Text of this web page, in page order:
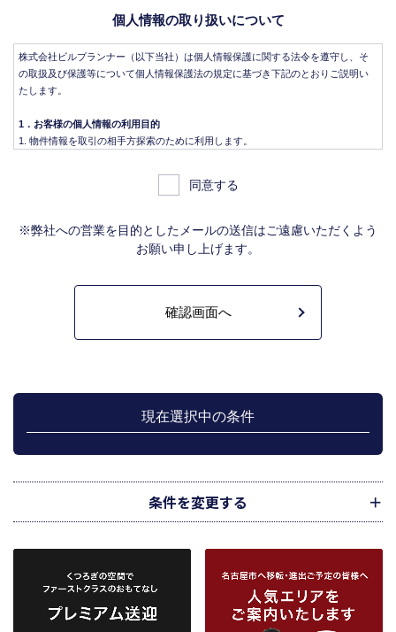
個人情報の取り扱いについて
株式会社ビルプランナー（以下当社）は個人情報保護に関する法令を遵守し、そ
の取扱及び保護等について個人情報保護法の規定に基づき下記のとおりご説明い
たします。
1．お客様の個人情報の利用目的
物件情報を取引の相手方探索のために利用します。
物件情報を、取引の相手方探索のため指定流通機構の物件検索システム（レイ
ンズ）に登録する場合があります。なお契約後、指定流通機構（宅地建物取引
報は、成約した物件の、物件概要、契約年月日、成約価格などの情報で、氏名
は含みません。）を提供します。指定流通機構は、物件情報及び成約情報を指
定流通機構の会員たる宅地建物取引業者や公的な団体に電子データや紙媒体で
不動産の売買契約又は賃貸契約の相手方を探索すること、及び売買、賃貸借、
上記、1.から 5.の業務に付随する、お客様にとって有用と思われる当社及び提
携先のご案内や商品の発送、関連するアフターサービス、また、管理において
のメンテナンス等の業務に関するお知らせ等に利用します。
介の依頼者に提供することがあります。
下記３記載の第三者に提供します。
物件の申込者様・購入者様管理もしくは媒介の委託を受けた不動産の所有者そ
の他権利者様から受領した申込書、契約書等に記載された個人情報、その他適
正な手段で入手した個人情報を有しています。
お客様との契約の履行、賃貸取引にあっては契約管理、売買取引にあっては契
同意する
※弊社への営業を目的としたメールの送信はご遠慮いただくよう
お願い申し上げます。
現在選択中の条件
条件を変更する
市区町村 地図
から検索